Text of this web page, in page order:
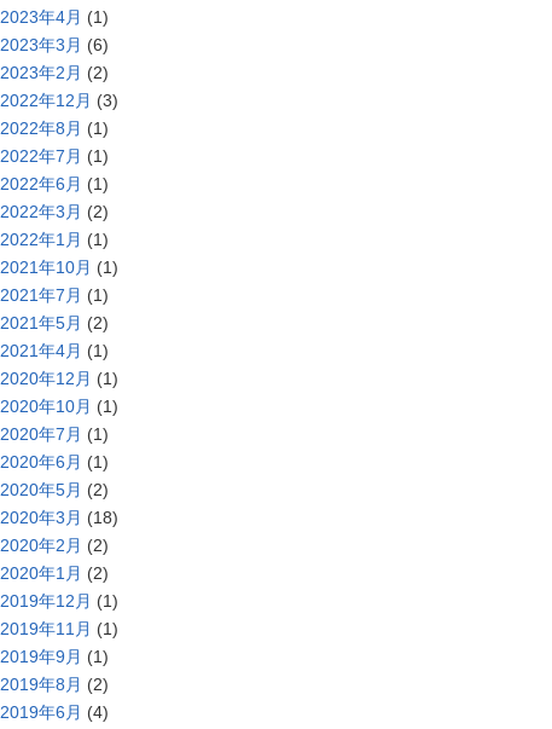
2023年4月 (1)
2023年3月 (6)
2023年2月 (2)
2022年12月 (3)
2022年8月 (1)
2022年7月 (1)
2022年6月 (1)
2022年3月 (2)
2022年1月 (1)
2021年10月 (1)
2021年7月 (1)
2021年5月 (2)
2021年4月 (1)
2020年12月 (1)
2020年10月 (1)
2020年7月 (1)
2020年6月 (1)
2020年5月 (2)
2020年3月 (18)
2020年2月 (2)
2020年1月 (2)
2019年12月 (1)
2019年11月 (1)
2019年9月 (1)
2019年8月 (2)
2019年6月 (4)